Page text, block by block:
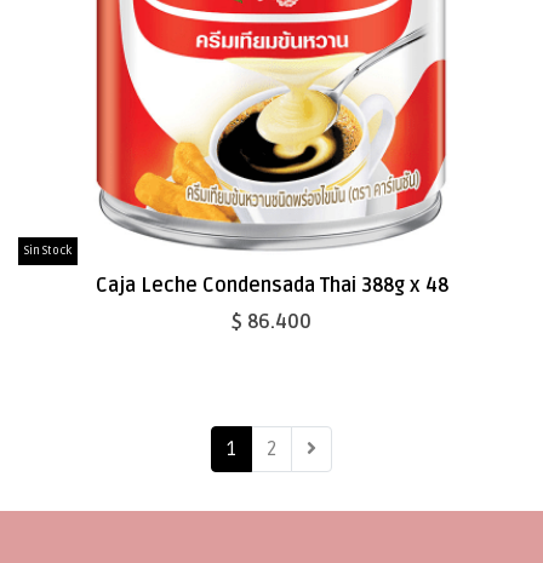
Sin Stock
Caja Leche Condensada Thai 388g x 48
$ 86.400
1 2